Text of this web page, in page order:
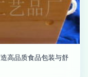
高品质食品包装与舒